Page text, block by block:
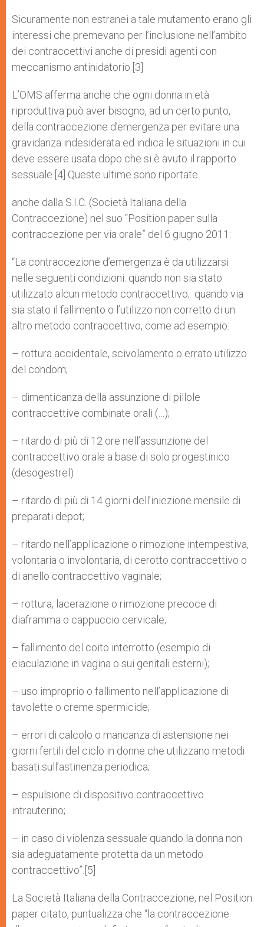
Sicuramente non estranei a tale mutamento erano gli
interessi che premevano per l’inclusione nell’ambito
dei contraccettivi anche di presidi agenti con
meccanismo anti­nidatorio.[3]
L’OMS afferma anche che ogni donna in età
riproduttiva può aver bisogno, ad un certo punto,
della contraccezione d’emergenza per evitare una
gravidanza indesiderata ed indica le situazioni in cui
deve essere usata dopo che si è avuto il rapporto
sessuale.[4] Queste ultime sono riportate
anche dalla S.I.C. (Società Italiana della
Contraccezione) nel suo “Position paper sulla
contraccezione per via orale” del 6 giugno 2011:
“La contraccezione d’emergenza è da utilizzarsi
nelle seguenti condizioni: quando non sia stato
utilizzato alcun metodo contraccettivo; ­ quando via
sia stato il fallimento o l’utilizzo non corretto di un
altro metodo contraccettivo, come ad esempio:
– rottura accidentale, scivolamento o errato utilizzo
del condom;
– dimenticanza della assunzione di pillole
contraccettive combinate orali (…);
– ritardo di più di 12 ore nell’assunzione del
contraccettivo orale a base di solo progestinico
(desogestrel)
– ritardo di più di 14 giorni dell’iniezione mensile di
preparati depot;
– ritardo nell’applicazione o rimozione intempestiva,
volontaria o involontaria, di cerotto contraccettivo o
di anello contraccettivo vaginale;
– rottura, lacerazione o rimozione precoce di
diaframma o cappuccio cervicale;
– fallimento del coito interrotto (esempio di
eiaculazione in vagina o sui genitali esterni);
– uso improprio o fallimento nell’applicazione di
tavolette o creme spermicide;
– errori di calcolo o mancanza di astensione nei
giorni fertili del ciclo in donne che utilizzano metodi
basati sull’astinenza periodica;
– espulsione di dispositivo contraccettivo
intrauterino;
– in caso di violenza sessuale quando la donna non
sia adeguatamente protetta da un metodo
contraccettivo”.[5]
La Società Italiana della Contraccezione, nel Position
paper citato, puntualizza che “la contraccezione